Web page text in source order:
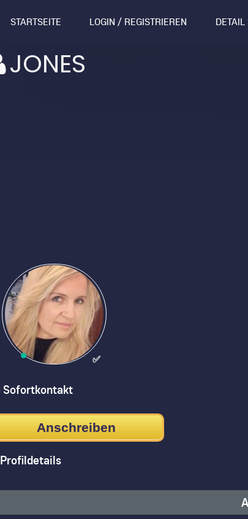
STARTSEITE LOGIN / REGISTRIEREN DETAIL
JONES
✅
Sofortkontakt
Anschreiben
Profildetails